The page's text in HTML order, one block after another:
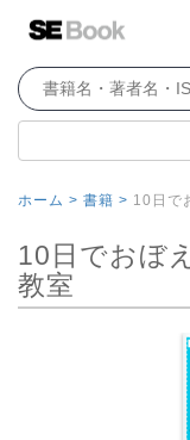
ホーム > 書籍 > 10日で
10日でおぼ
教室